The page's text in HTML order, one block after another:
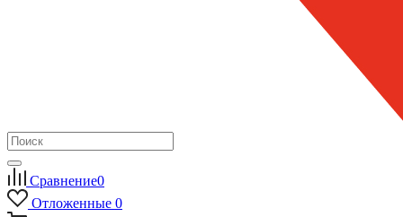
Сравнение0
Отложенные 0